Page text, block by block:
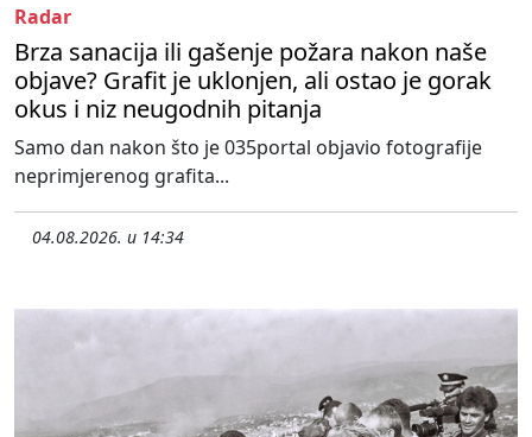
Radar
Brza sanacija ili gašenje požara nakon naše
objave? Grafit je uklonjen, ali ostao je gorak
okus i niz neugodnih pitanja
Samo dan nakon što je 035portal objavio fotografije
neprimjerenog grafita...
04.08.2026. u 14:34